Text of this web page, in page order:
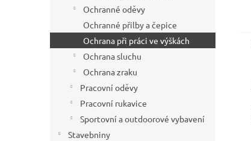
Ochranné oděvy
Ochranné přilby a čepice
Ochrana při práci ve výškách
Ochrana sluchu
Ochrana zraku
Pracovní oděvy
Pracovní rukavice
Sportovní a outdoorové vybavení
Stavebniny